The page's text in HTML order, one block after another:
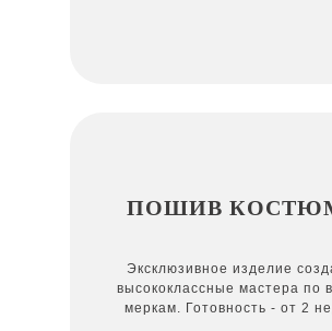
Эксклюзивное изделие
высококлассные мастера по
меркам. Готовность - от 2
ПОШИВ